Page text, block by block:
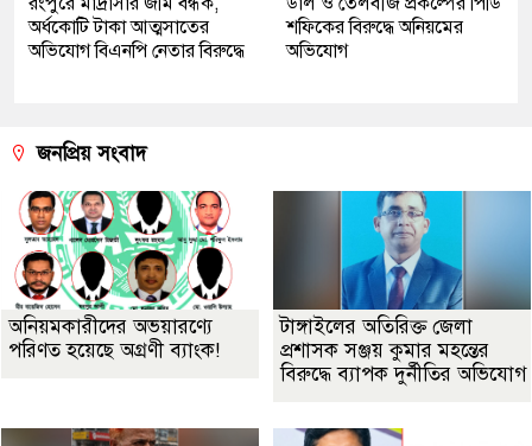
অর্ধকোটি টাকা আত্মসাতের
অভিযোগ বিএনপি নেতার বিরুদ্ধে
শফিকের বিরুদ্ধে অনিয়মের
অভিযোগ
জনপ্রিয় সংবাদ
অনিয়মকারীদের অভয়ারণ্যে
পরিণত হয়েছে অগ্রণী ব্যাংক!
টাঙ্গাইলের অতিরিক্ত জেলা
প্রশাসক সঞ্জয় কুমার মহন্তের
বিরুদ্ধে ব্যাপক দুর্নীতির অভিযোগ